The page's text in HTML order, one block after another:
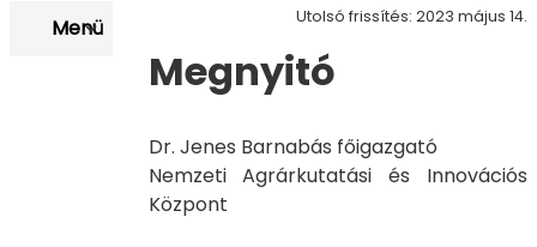
Menü Utolsó frissítés: 2023 május 14.
Megnyitó
Dr. Jenes Barnabás főigazgató
Nemzeti Agrárkutatási és Innovációs
Központ